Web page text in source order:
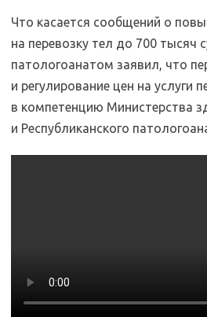
Что касается сообщений о
на перевозку тел до 700 тысяч
патологоанатом заявил, что
и регулирование цен на услуги
в компетенцию Министерства
и Республиканского